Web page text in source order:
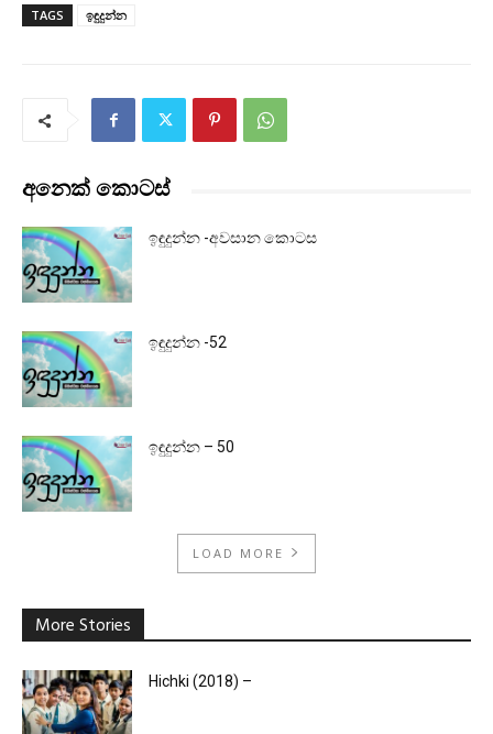
TAGS ඉඳුදුන්න
අනෙක් කොටස්
ඉඳුදුන්න -අවසාන කොටස
ඉඳුදුන්න -52
ඉඳුදුන්න – 50
LOAD MORE
More Stories
Hichki (2018) –